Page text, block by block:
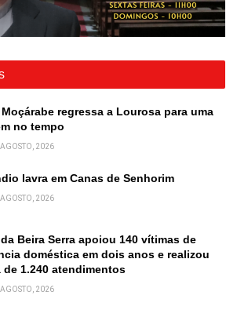
Moçárabe regressa a Lourosa para uma
no tempo
AGOSTO, 2026
lavra em Canas de Senhorim
AGOSTO, 2026
da Beira Serra apoiou 140 vítimas de
doméstica em dois anos e realizou
de 1.240 atendimentos
2026